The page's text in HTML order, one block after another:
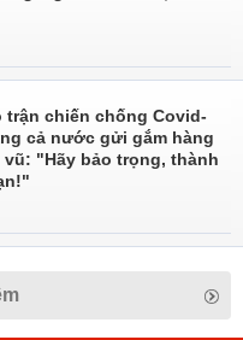
trận chiến chống Covid-
cả nước gửi gắm hàng
"Hãy bảo trọng, thành